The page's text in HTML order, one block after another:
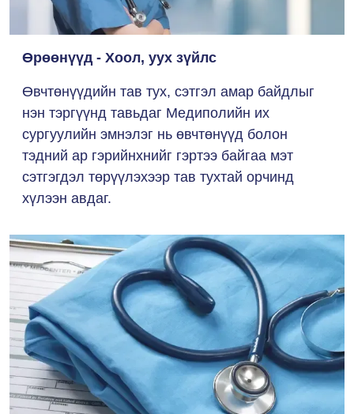
Өрөөнүүд - Хоол, уух зүйлс
Өвчтөнүүдийн тав тух, сэтгэл амар байдлыг
нэн тэргүүнд тавьдаг Медиполийн их
сургуулийн эмнэлэг нь өвчтөнүүд болон
тэдний ар гэрийнхнийг гэртээ байгаа мэт
сэтгэгдэл төрүүлэхээр тав тухтай орчинд
хүлээн авдаг.